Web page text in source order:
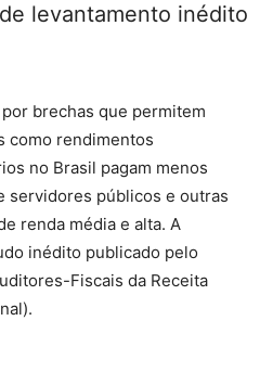
levantamento inédito
brechas que permitem
como rendimentos
no Brasil pagam menos
servidores públicos e outras
renda média e alta. A
inédito publicado pelo
Fiscais da Receita